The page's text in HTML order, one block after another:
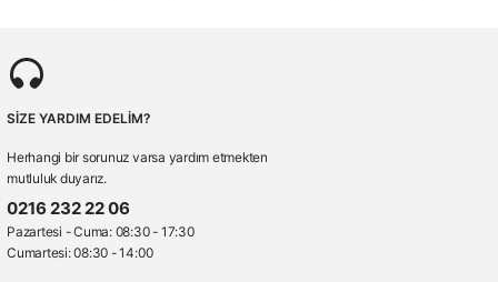
SİZE YARDIM EDELİM?
Herhangi bir sorunuz varsa yardım etmekten
mutluluk duyarız.
0216 232 22 06
Pazartesi - Cuma: 08:30 - 17:30
Cumartesi: 08:30 - 14:00